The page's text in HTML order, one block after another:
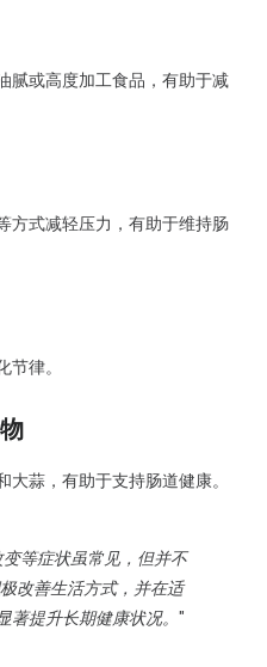
腻或高度加工食品，有助于减
方式减轻压力，有助于维持肠
节律。
蒜，有助于支持肠道健康。
等症状虽常见，但并不
改善生活方式，并在适
著提升长期健康状况。 "